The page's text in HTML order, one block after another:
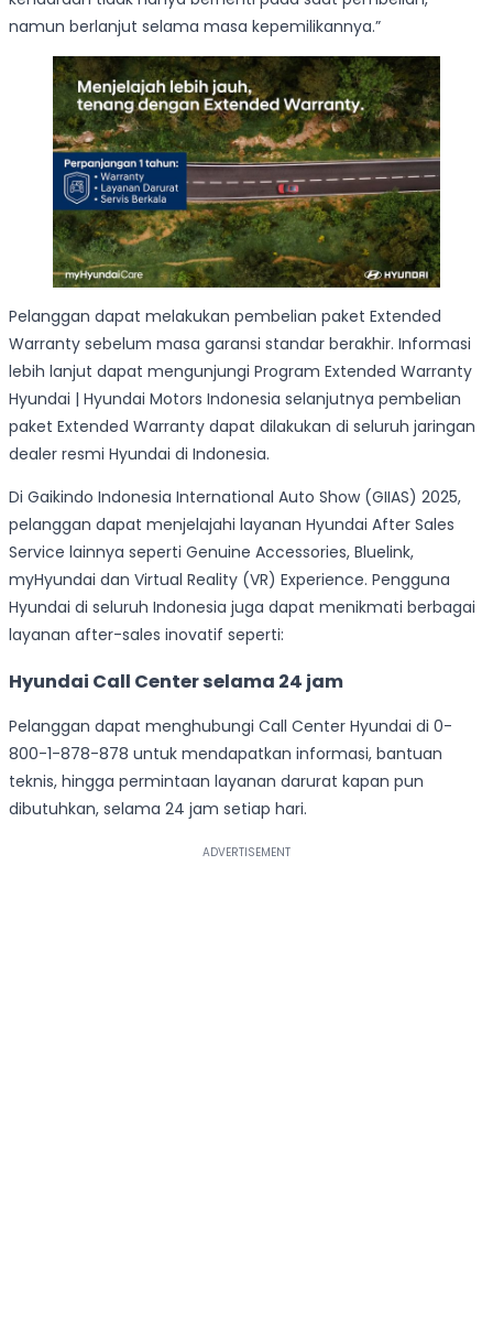
namun berlanjut selama masa kepemilikannya.”
Pelanggan dapat melakukan pembelian paket Extended
Warranty sebelum masa garansi standar berakhir. Informasi
lebih lanjut dapat mengunjungi Program Extended Warranty
Hyundai | Hyundai Motors Indonesia selanjutnya pembelian
paket Extended Warranty dapat dilakukan di seluruh jaringan
dealer resmi Hyundai di Indonesia.
Di Gaikindo Indonesia International Auto Show (GIIAS) 2025,
pelanggan dapat menjelajahi layanan Hyundai After Sales
Service lainnya seperti Genuine Accessories, Bluelink,
myHyundai dan Virtual Reality (VR) Experience. Pengguna
Hyundai di seluruh Indonesia juga dapat menikmati berbagai
layanan after-sales inovatif seperti:
Hyundai Call Center selama 24 jam
Pelanggan dapat menghubungi Call Center Hyundai di 0-
800-1-878-878 untuk mendapatkan informasi, bantuan
teknis, hingga permintaan layanan darurat kapan pun
dibutuhkan, selama 24 jam setiap hari.